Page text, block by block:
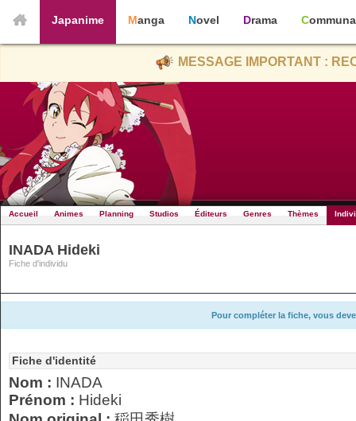
Japanime Manga Novel Drama
MESSAGE IMPORTANT :
Accueil Animes Planning Studios Éditeurs Genres Thèmes
INADA Hideki
Fiche d'individu
Pour compléter la fiche, vous
Fiche d'identité
Nom : INADA
Prénom : Hideki